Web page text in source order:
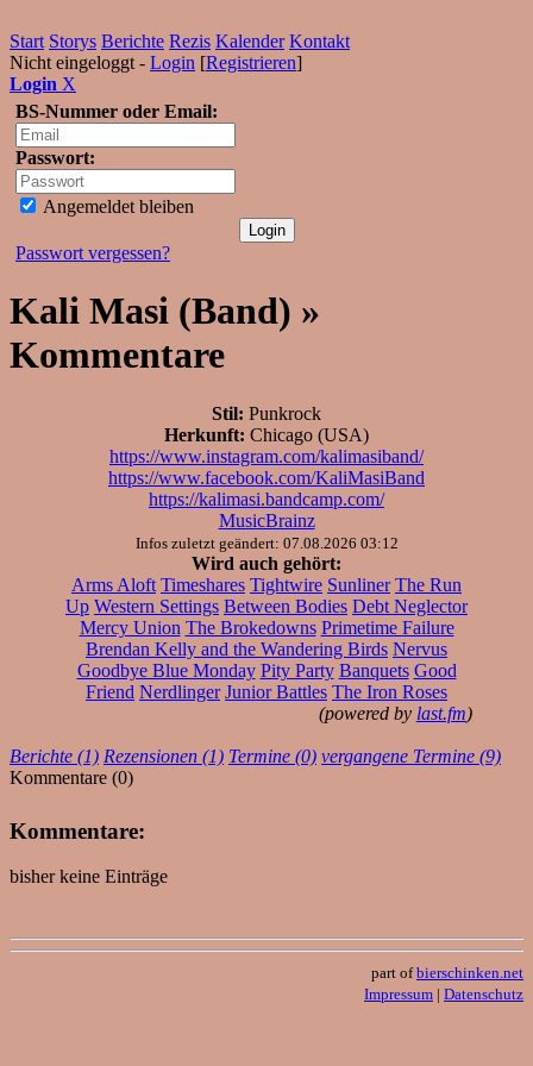
Start Storys Berichte Rezis Kalender Kontakt
Nicht eingeloggt - Login [Registrieren]
Login X
BS-Nummer oder Email:
Passwort:
Angemeldet bleiben
Passwort vergessen?
Kali Masi (Band) »
Kommentare
Stil: Punkrock
Herkunft: Chicago (USA)
https://www.instagram.com/kalimasiband/
https://www.facebook.com/KaliMasiBand
https://kalimasi.bandcamp.com/
MusicBrainz
Infos zuletzt geändert: 07.08.2026 03:12
Wird auch gehört:
Arms Aloft Timeshares Tightwire Sunliner The Run
Up Western Settings Between Bodies Debt Neglector
Mercy Union The Brokedowns Primetime Failure
Brendan Kelly and the Wandering Birds Nervus
Goodbye Blue Monday Pity Party Banquets Good
Friend Nerdlinger Junior Battles The Iron Roses
(powered by last.fm)
Berichte (1) Rezensionen (1) Termine (0) vergangene Termine (9)
Kommentare (0)
Kommentare:
bisher keine Einträge
part ofbierschinken.net
Impressum | Datenschutz